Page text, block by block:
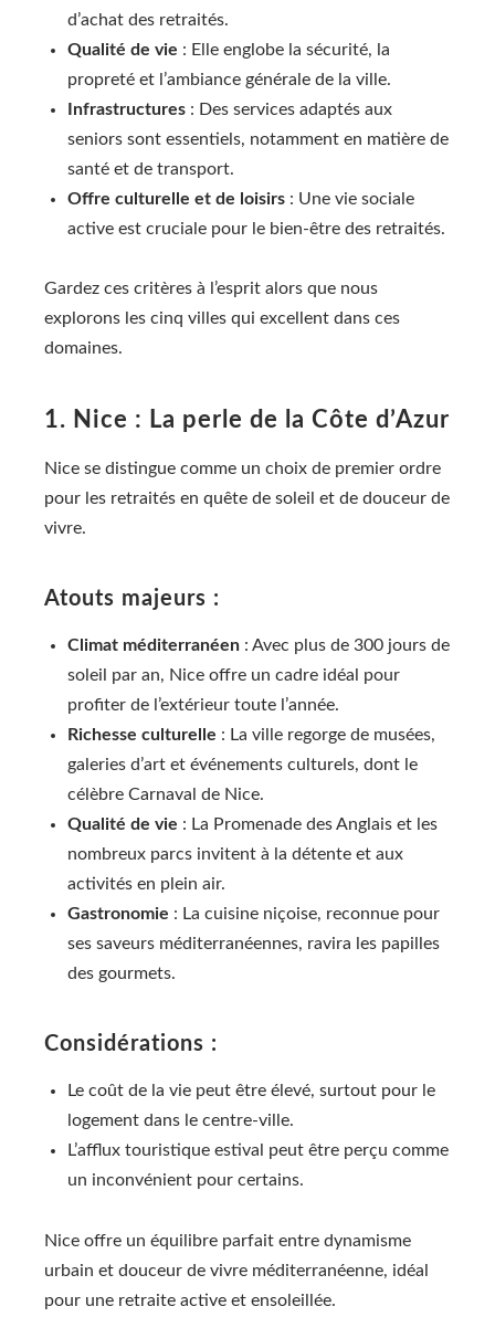
d’achat des retraités.
Qualité de vie : Elle englobe la sécurité, la
propreté et l’ambiance générale de la ville.
Infrastructures : Des services adaptés aux
seniors sont essentiels, notamment en matière de
santé et de transport.
Offre culturelle et de loisirs : Une vie sociale
active est cruciale pour le bien-être des retraités.
Gardez ces critères à l’esprit alors que nous
explorons les cinq villes qui excellent dans ces
domaines.
1. Nice : La perle de la Côte d’Azur
Nice se distingue comme un choix de premier ordre
pour les retraités en quête de soleil et de douceur de
vivre.
Atouts majeurs :
Climat méditerranéen : Avec plus de 300 jours de
soleil par an, Nice offre un cadre idéal pour
profiter de l’extérieur toute l’année.
Richesse culturelle : La ville regorge de musées,
galeries d’art et événements culturels, dont le
célèbre Carnaval de Nice.
Qualité de vie : La Promenade des Anglais et les
nombreux parcs invitent à la détente et aux
activités en plein air.
Gastronomie : La cuisine niçoise, reconnue pour
ses saveurs méditerranéennes, ravira les papilles
des gourmets.
Considérations :
Le coût de la vie peut être élevé, surtout pour le
logement dans le centre-ville.
L’afflux touristique estival peut être perçu comme
un inconvénient pour certains.
Nice offre un équilibre parfait entre dynamisme
urbain et douceur de vivre méditerranéenne, idéal
pour une retraite active et ensoleillée.